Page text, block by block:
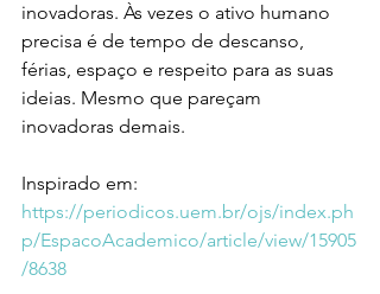
inovadoras. Às vezes o ativo humano
precisa é de tempo de descanso,
férias, espaço e respeito para as suas
ideias. Mesmo que pareçam
inovadoras demais.
Inspirado em:
https://periodicos.uem.br/ojs/index.ph
p/EspacoAcademico/article/view/15905
/8638